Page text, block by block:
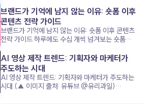
기업가들은 복잡하고 무거운 AI 대신, 쉽고 친근한
‘AI 비서’ 에 훨씬 더 열광하고 있거든요. 단순한 업무
처리부터 마케팅 기획까지, 어떻게 AI가 혼자 모든 걸
하는 1인 기업가의 시간을 구해주고, 성장을 돕는지
지금부터 함께 살펴볼까요? “복잡하지 않아도
괜찮아”: AI 비서가 주목받는 이유 (▲ 이미지 출처:
클립아트코리아) 최근 1인 기업가들은 완벽한 AI
기술보다, 누구나 쉽게 쓰고 바로 도움 되는 ‘친근함’
을 더 원합니다. 복잡한 설정 없이 ‘내 비서’처럼 소통
하며, 업무 효율을 높여주는 AI가 핵심 매력
브랜드가 기억에 남지 않는 이유: 숏폼 이후
콘텐츠 전략 가이드
브랜드가 기억에 남지 않는 이유: 숏폼 이후 콘텐츠
전략 가이드 하루에도 수십 개씩 넘겨보는 숏폼
남았을까요? 요즘은 ‘조회수’보다 ‘기억률’이 더
중요한 시대입니다. 고객의 머리에 남는 콘텐츠를
만들기 위해, 단순한 시선 끌기를 넘어서는 전략이
필요하죠. 이제 브랜드가 준비해야 할 건, 숏폼 이후
고객을 이끌 ‘다음 스텝’ 입니다. 그 전략의 핵심, 함께
AI 영상 제작 트렌드: 기획자와 마케터가
주도하는 시대
AI 영상 제작 트렌드: 기획자와 마케터가 주도하는
시대 (▲ 이미지 출처: 유튜브 @유리과일)